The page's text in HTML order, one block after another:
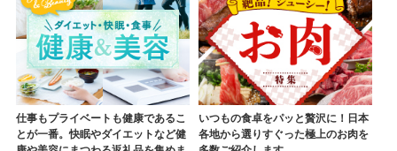
仕事もプライベートも健康であるこ
とが一番。快眠やダイエットなど健
いつもの食卓をパッと贅沢に！日本
各地から選りすぐった極上のお肉を